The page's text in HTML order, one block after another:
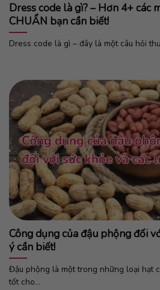
Dress code là gì? – Hơn 4+ các
CHUẨN bạn cần biết!
Dress code là gì – đây là một câu hỏi
Công dụng của đậu phộng đối
ý cần biết!
Đậu phộng là một trong những loại hạt
tốt cho...